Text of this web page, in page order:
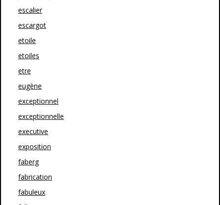
escalier
escargot
etoile
etoiles
etre
eugène
exceptionnel
exceptionnelle
executive
exposition
faberg
fabrication
fabuleux